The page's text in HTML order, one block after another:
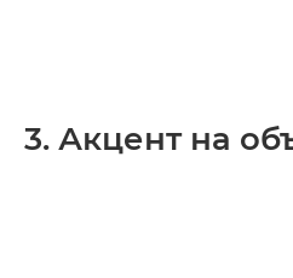
3. Акцент на